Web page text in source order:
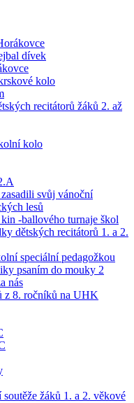
dívek
kolo
recitátorů žáků 2. až
kolo
svůj vánoční
lesů
-ballového turnaje škol
dětských recitátorů 1. a 2.
speciální pedagožkou
psaním do mouky 2
nás
z 8. ročníků na UHK
žáků 1. a 2. věkové